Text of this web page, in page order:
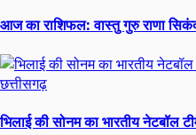
आज का राशिफल: वास्तु गुरु राणा
छत्तीसगढ़
भिलाई की सोनम का भारतीय नेटबॉल